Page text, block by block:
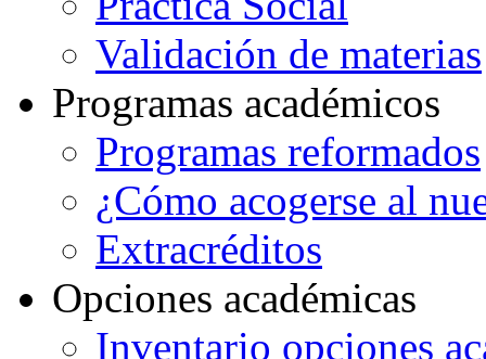
Validación de materias
Programas académicos
Programas reformados
¿Cómo acogerse al
Extracréditos
Opciones académicas
Inventario opciones